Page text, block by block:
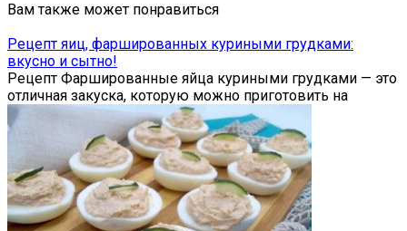
Вам также может понравиться
Рецепт яиц, фаршированных куриными грудками:
вкусно и сытно!
Рецепт Фаршированные яйца куриными грудками — это
отличная закуска, которую можно приготовить на